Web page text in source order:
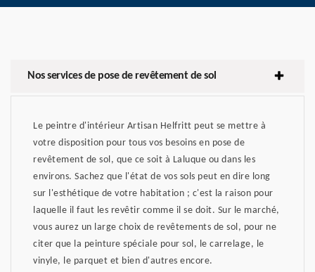
Nos services de pose de revêtement de sol
Le peintre d'intérieur Artisan Helfritt peut se mettre à
votre disposition pour tous vos besoins en pose de
revêtement de sol, que ce soit à Laluque ou dans les
environs. Sachez que l'état de vos sols peut en dire long
sur l'esthétique de votre habitation ; c'est la raison pour
laquelle il faut les revêtir comme il se doit. Sur le marché,
vous aurez un large choix de revêtements de sol, pour ne
citer que la peinture spéciale pour sol, le carrelage, le
vinyle, le parquet et bien d'autres encore.